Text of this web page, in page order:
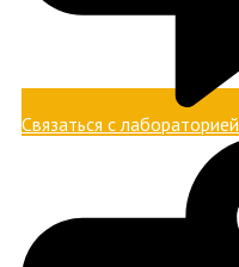
Связаться с лабораторией